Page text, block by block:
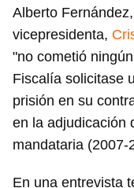
Alberto
vicepresidenta,
"no cometió
Fiscalía solicitase
prisión en su
en la adjudicación
mandataria (2007-
En una entrevista